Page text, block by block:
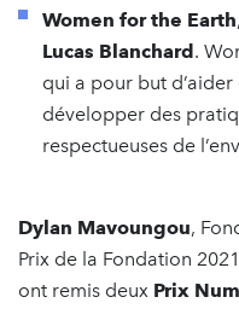
Women for the Earth
Lucas Blanchard.
qui a pour but
développer des
respectueuses de
Dylan Mavoungou,
Prix de la Fondation
ont remis deux Prix